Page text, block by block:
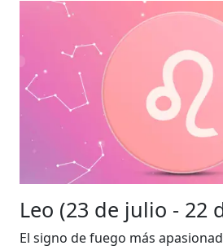
Leo (23 de julio - 22
El signo de fuego más